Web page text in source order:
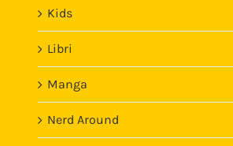
Kids
Libri
Manga
Nerd Around